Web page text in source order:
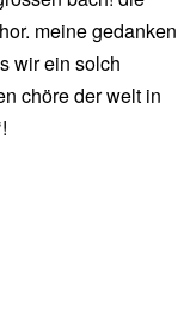
meine gedanken
wir ein solch
chöre der welt in